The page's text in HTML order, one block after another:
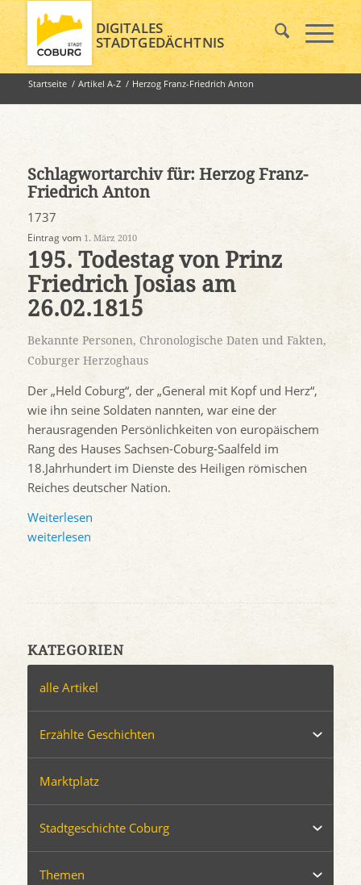
DIGITALES
STADTGEDÄCHTNIS
Startseite / Artikel A-Z / Herzog Franz-Friedrich Anton
Schlagwortarchiv für: Herzog Franz-
Friedrich Anton
1737
Eintrag vom 1. März 2010
195. Todestag von Prinz
Friedrich Josias am
26.02.1815
Bekannte Personen, Chronologische Daten und Fakten,
Coburger Herzoghaus
Der „Held Coburg“, der „General mit Kopf und Herz“,
wie ihn seine Soldaten nannten, war eine der
herausragenden Persönlichkeiten von europäischem
Rang des Hauses Sachsen-Coburg-Saalfeld im
18.Jahrhundert im Dienste des Heiligen römischen
Reiches deutscher Nation.
Weiterlesen
weiterlesen
KATEGORIEN
alle Artikel
Erzählte Geschichten
Marktplatz
Stadtgeschichte Coburg
Themen